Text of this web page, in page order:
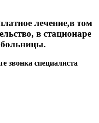
лечение,в том
в стационаре
звонка специалиста